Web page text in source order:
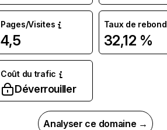
Pages/Visites
4,5
Taux de rebond
32,12 %
Coût du trafic
Déverrouiller
Analyser ce domaine →